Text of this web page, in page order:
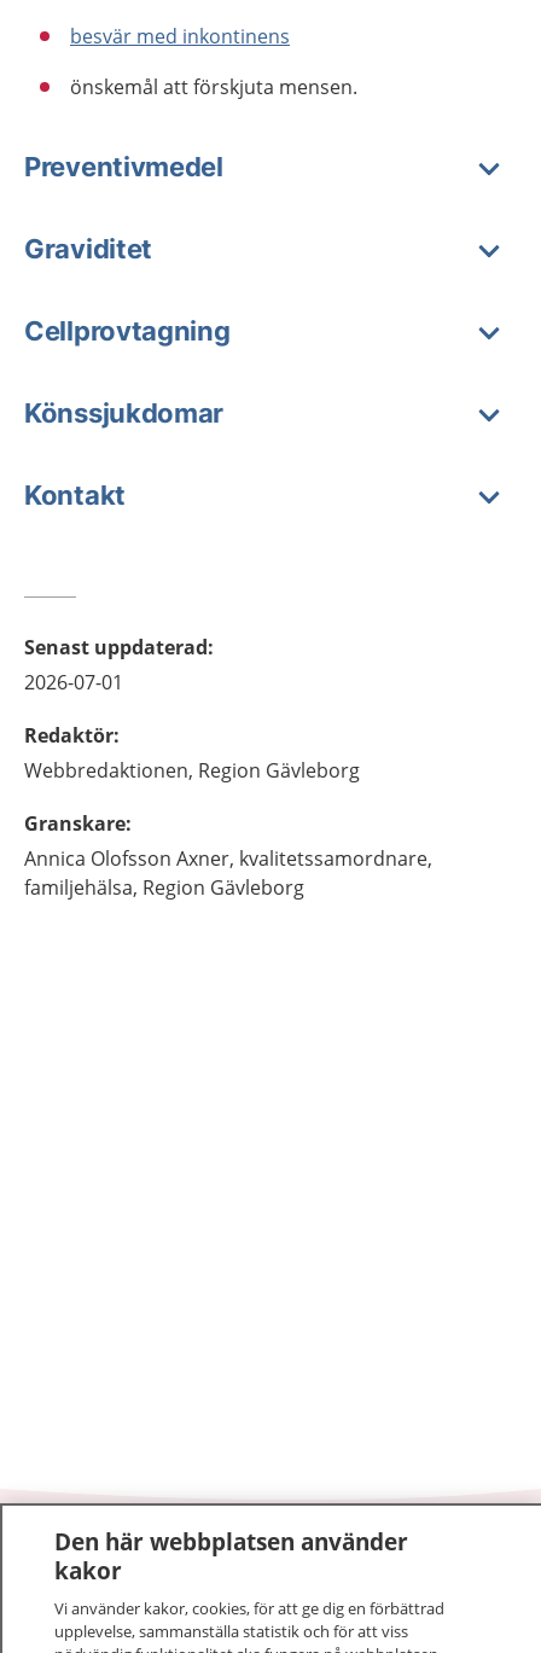
besvär med inkontinens
önskemål att förskjuta mensen.
Preventivmedel
Graviditet
Cellprovtagning
Könssjukdomar
Kontakt
Senast uppdaterad:
2026-07-01
Redaktör:
Webbredaktionen, Region Gävleborg
Granskare:
Annica Olofsson Axner, kvalitetssamordnare,
familjehälsa, Region Gävleborg
1177–tryggt om din hälsa och vård
På 1177.se får du råd om hälsa och information om
sjukdomar och vilka mottagningar du kan kontakta.
Den här webbplatsen använder
kakor
Vi använder kakor, cookies, för att ge dig en förbättrad
upplevelse, sammanställa statistik och för att viss